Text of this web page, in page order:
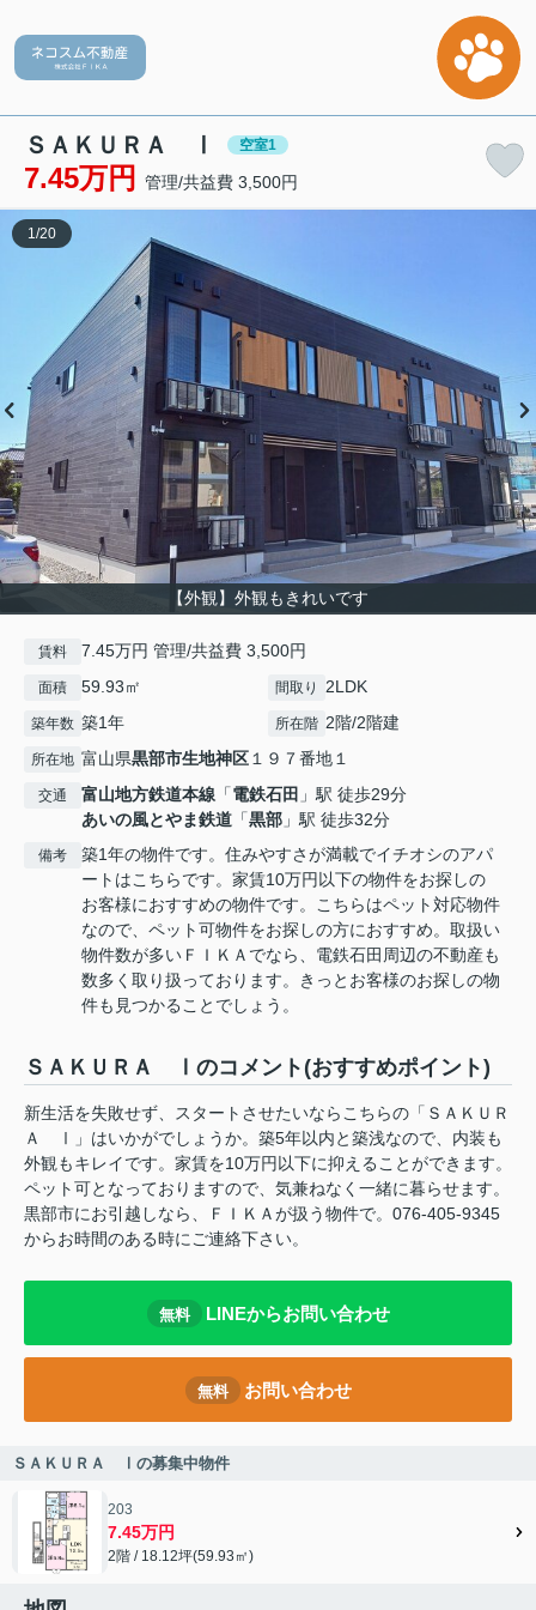
ＳＡＫＵＲＡ Ⅰ 空室1
7.45万円 管理/共益費 3,500円
【外観】外観もきれいです
1 /20
賃料 7.45万円 管理/共益費 3,500円
面積 59.93㎡ 間取り 2LDK
築年数 築1年 所在階 2階/2階建
所在地 富山県黒部市生地神区 １９７番地１
交通 富山地方鉄道本線 「電鉄石田 」駅 徒歩29分
あいの風とやま鉄道 「黒部 」駅 徒歩32分
備考
築1年の物件です。住みやすさが満載でイチオシのアパ
ートはこちらです。家賃10万円以下の物件をお探しの
お客様におすすめの物件です。こちらはペット対応物件
なので、ペット可物件をお探しの方におすすめ。取扱い
物件数が多いＦＩＫＡでなら、電鉄石田周辺の不動産も
数多く取り扱っております。きっとお客様のお探しの物
件も見つかることでしょう。
ＳＡＫＵＲＡ Ⅰのコメント(おすすめポイント)
新生活を失敗せず、スタートさせたいならこちらの「ＳＡＫＵＲ
Ａ Ⅰ」はいかがでしょうか。築5年以内と築浅なので、内装も
外観もキレイです。家賃を10万円以下に抑えることができます。
ペット可となっておりますので、気兼ねなく一緒に暮らせます。
黒部市にお引越しなら、ＦＩＫＡが扱う物件で。076-405-9345
からお時間のある時にご連絡下さい。
無料 LINEからお問い合わせ
無料 お問い合わせ
ＳＡＫＵＲＡ Ⅰの募集中物件
203
7.45万円
2階 / 18.12坪(59.93㎡)